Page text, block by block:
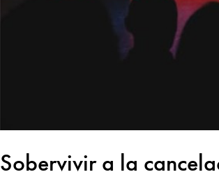
Sobervivir a la